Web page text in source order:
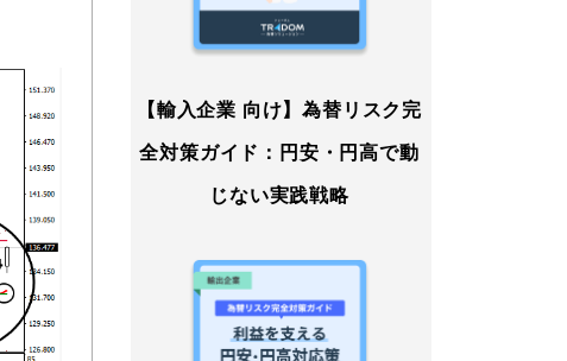
【輸入企業 向け】為替リスク完
全対策ガイド：円安・円高で動
じない実践戦略